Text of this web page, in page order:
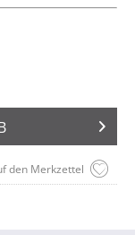
den Merkzettel